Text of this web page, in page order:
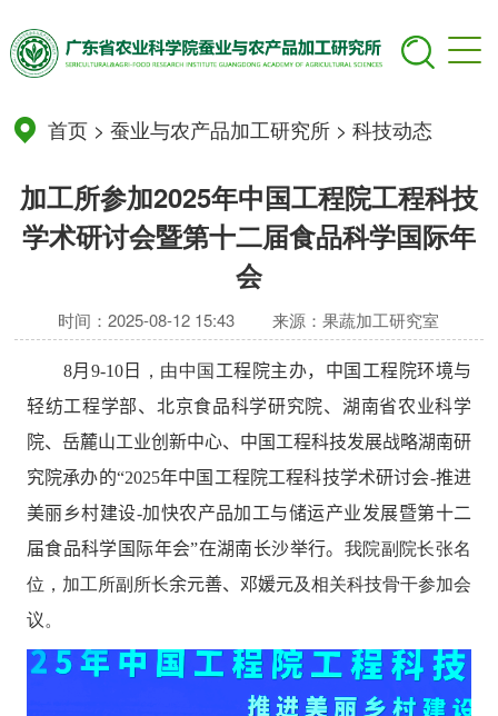
首页 >蚕业与农产品加工研究所 >科技动态
加工所参加2025年中国工程院工程科技
学术研讨会暨第十二届食品科学国际年
会
时间：2025-08-12 15:43 来源：果蔬加工研究室
8月 9-10日 ，由中国 工程院主办，中国工程院环境与
轻纺工程学部、北京食品科学研究院、湖南省农业科学
院、岳麓山工业创新中心、中国工程科技发展战略湖南研
究院承办的“2025年中国工程院工程科技学术研讨会-推进
美丽乡村建设-加快农产品加工与储运产业发展暨第十二
届食品科学国际年会”在湖南长沙举行。 我院副院长张名
位，加工所副所长余元善、 邓媛元及相关科技骨干参加会
议。